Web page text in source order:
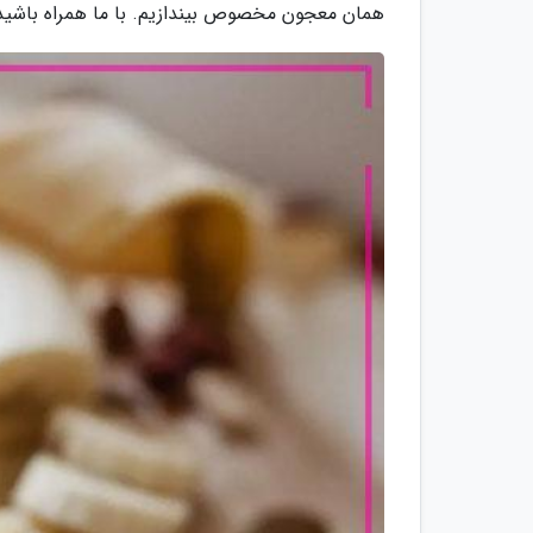
همان معجون مخصوص بیندازیم. با ما همراه